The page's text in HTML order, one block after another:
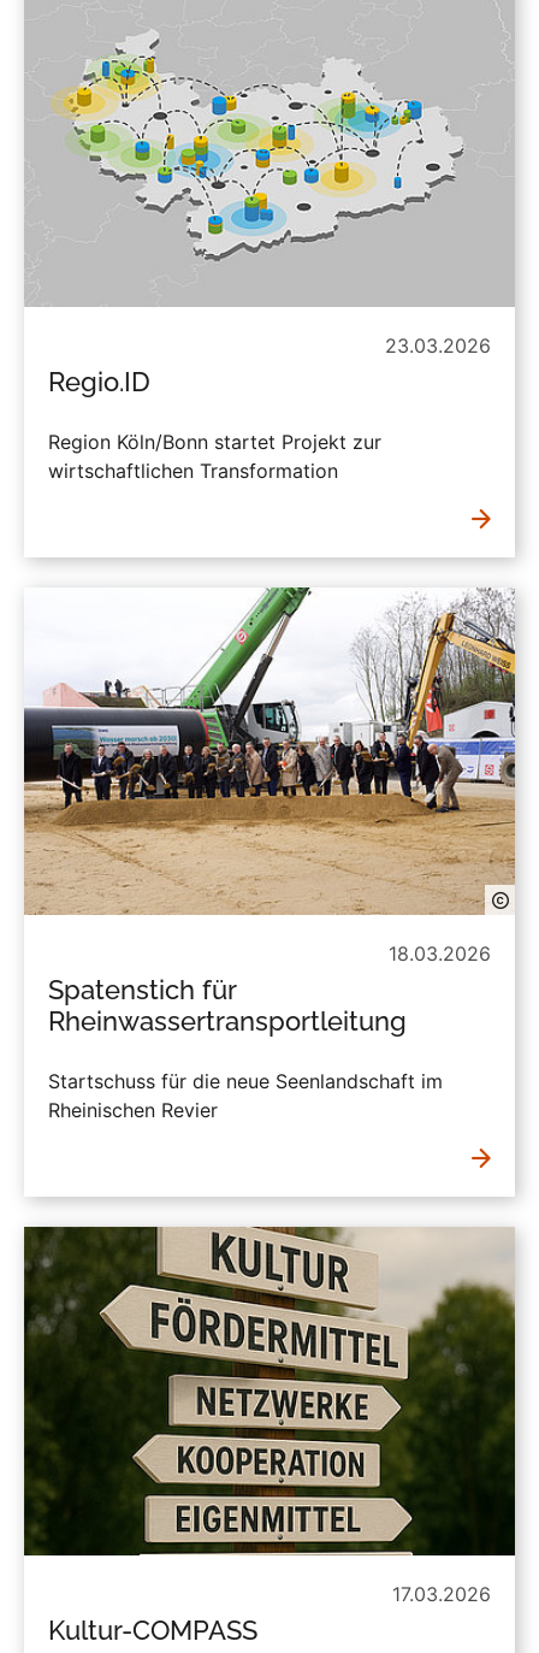
23.03.2026
Regio.ID
Region Köln/Bonn startet Projekt zur
wirtschaftlichen Transformation
18.03.2026
Spatenstich für
Rheinwassertransportleitung
Startschuss für die neue Seenlandschaft im
Rheinischen Revier
17.03.2026
Kultur-COMPASS